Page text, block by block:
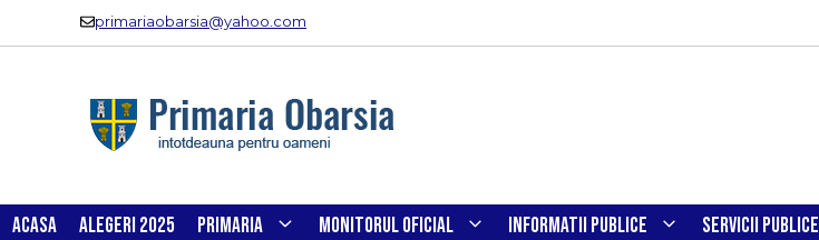
primariaobarsia@yahoo.com
ACASA ALEGERI 2025 PRIMARIA MONITORUL OFICIAL INFORMATII PUBLICE SERVICII PUBLICE